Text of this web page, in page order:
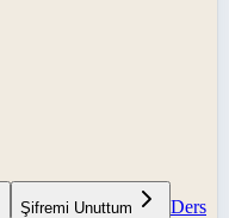
Şifremi Unuttum
Ders